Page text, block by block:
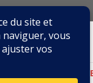
DE LA BIBLIOPHILIE